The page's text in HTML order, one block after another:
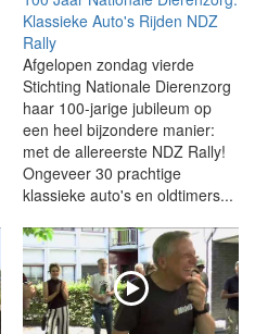
Klassieke Auto's Rijden NDZ
Rally
Afgelopen zondag vierde
Stichting Nationale Dierenzorg
haar 100-jarige jubileum op
een heel bijzondere manier:
met de allereerste NDZ Rally!
Ongeveer 30 prachtige
klassieke auto's en oldtimers...